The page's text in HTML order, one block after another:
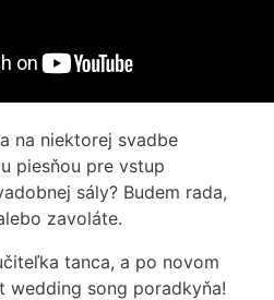
na niektorej svadbe
piesňou pre vstup
sály? Budem rada,
zavoláte.
tanca, a po novom
wedding song poradkyňa!